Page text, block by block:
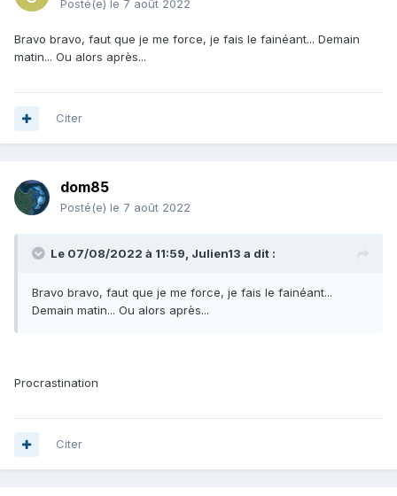
Posté(e) le 7 août 2022
Bravo bravo, faut que je me force, je fais le fainéant... Demain
matin... Ou alors après...
Citer
dom85
Posté(e) le 7 août 2022
Le 07/08/2022 à 11:59, Julien13 a dit :
Bravo bravo, faut que je me force, je fais le fainéant...
Demain matin... Ou alors après...
Procrastination
Citer